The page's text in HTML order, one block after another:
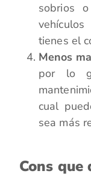
sobrios
tienes el
Menos
por lo
cual
sea más
Cons que